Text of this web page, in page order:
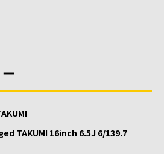
TAKUMI 16inch 6.5J 6/139.7